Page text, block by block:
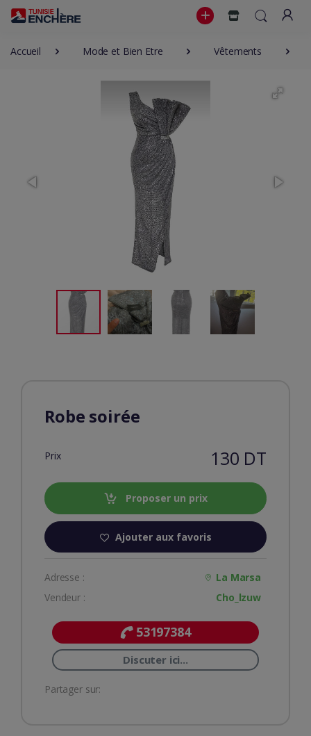
Accueil Mode et Bien Etre Vêtements
Robe soirée
Prix 130 DT
Proposer un prix
Ajouter aux favoris
Adresse :
La Marsa
Vendeur :
Cho_lzuw
53197384
Discuter ici...
Partager sur: